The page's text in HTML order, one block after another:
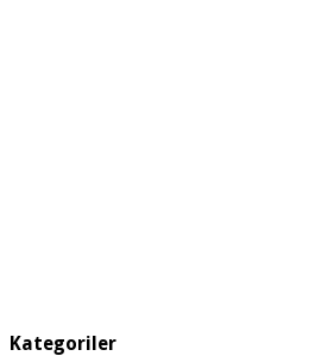
Kategoriler